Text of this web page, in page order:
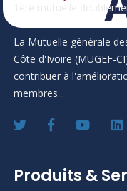
1ère mutuelle
La Mutuelle générale
Côte d'Ivoire (MUGEF-
contribuer à
membres...
Produits &